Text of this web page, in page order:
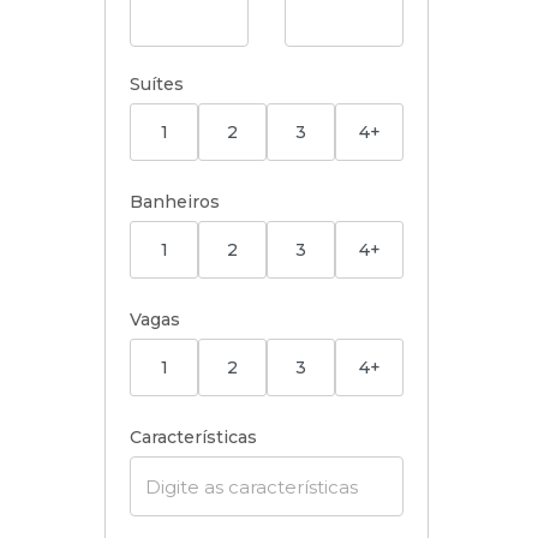
Suítes
1 2 3 4+
Banheiros
1 2 3 4+
Vagas
1 2 3 4+
Características